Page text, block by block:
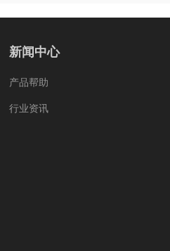
新闻中心
产品帮助
行业资讯